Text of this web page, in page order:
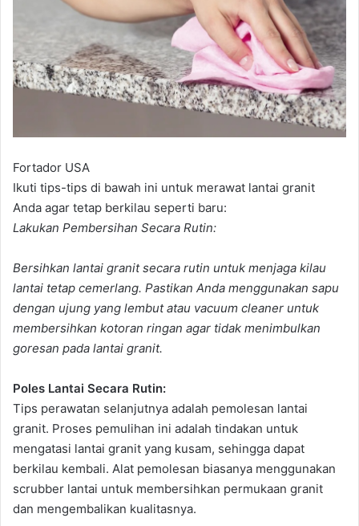
Fortador USA
Ikuti tips-tips di bawah ini untuk merawat lantai granit
Anda agar tetap berkilau seperti baru:
Lakukan Pembersihan Secara Rutin:
Bersihkan lantai granit secara rutin untuk menjaga kilau
lantai tetap cemerlang. Pastikan Anda menggunakan sapu
dengan ujung yang lembut atau vacuum cleaner untuk
membersihkan kotoran ringan agar tidak menimbulkan
goresan pada lantai granit.
Poles Lantai Secara Rutin:
Tips perawatan selanjutnya adalah pemolesan lantai
granit. Proses pemulihan ini adalah tindakan untuk
mengatasi lantai granit yang kusam, sehingga dapat
berkilau kembali. Alat pemolesan biasanya menggunakan
scrubber lantai untuk membersihkan permukaan granit
dan mengembalikan kualitasnya.